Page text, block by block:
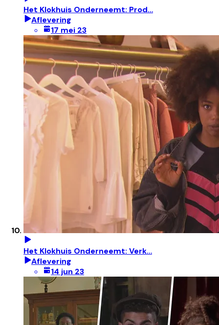
Het Klokhuis Onderneemt: Prod…
Aflevering
17 mei 23
Het Klokhuis Onderneemt: Verk…
Aflevering
14 jun 23